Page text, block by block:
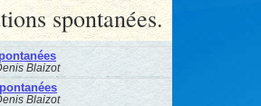
spontanées.
Blaizot
Blaizot